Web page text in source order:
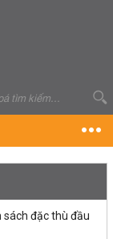
sách đặc thù đầu